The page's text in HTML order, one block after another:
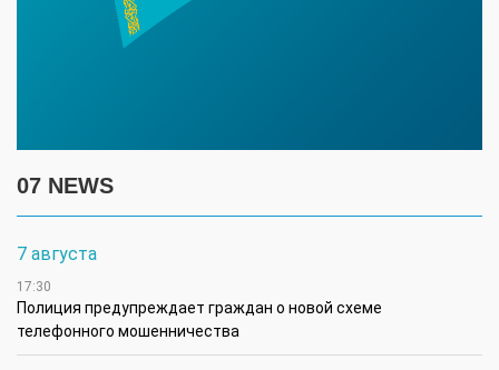
07 NEWS
7 августа
17:30
Полиция предупреждает граждан о новой схеме
телефонного мошенничества